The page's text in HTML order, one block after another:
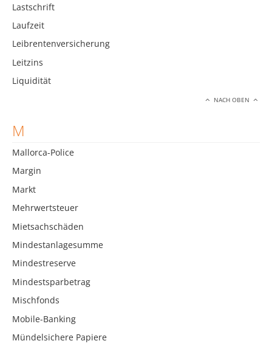
Lastschrift
Laufzeit
Leibrentenversicherung
Leitzins
Liquidität
NACH OBEN
M
Mallorca-Police
Margin
Markt
Mehrwertsteuer
Mietsachschäden
Mindestanlagesumme
Mindestreserve
Mindestsparbetrag
Mischfonds
Mobile-Banking
Mündelsichere Papiere